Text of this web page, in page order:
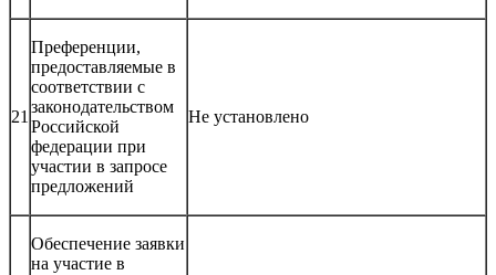
21
Преференции,
предоставляемые в
соответствии с
законодательством
Российской
федерации при
участии в запросе
предложений
Не установлено
Обеспечение заявки
на участие в